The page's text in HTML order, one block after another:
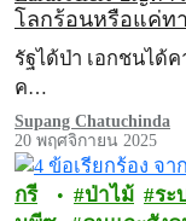
โลกร้อนหรือแค่ท
รัฐได้ป่า เอกชนได้
ค…
Supang Chatuchinda
20 พฤศจิกายน 2025
กรี
ป่าไม้ ระ